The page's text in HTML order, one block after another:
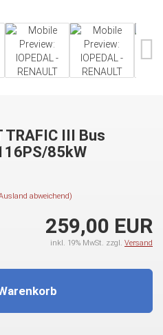
TRAFIC III Bus
85kW
abweichend)
259,00 EUR
inkl. 19% MwSt. zzgl. Versand